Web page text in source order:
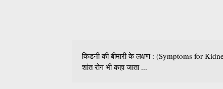
किडनी की बीमारी के लक्षण : (Symptoms for
शांत रोग भी कहा जाता ...